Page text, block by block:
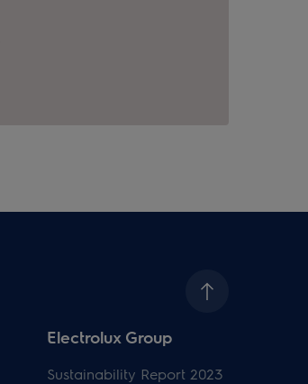
Electrolux Group
Sustainability Report 2023